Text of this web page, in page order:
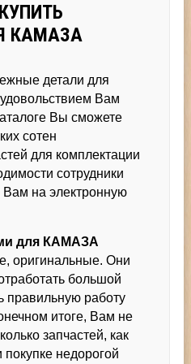
КАМАЗА
детали для
Вам
Вы сможете
сотен
для комплектации
сотрудники
Вам на электронную
для КАМАЗА
оригинальные. Они
большой
правильную работу
итоге, Вам не
запчастей, как
покупке недорогой